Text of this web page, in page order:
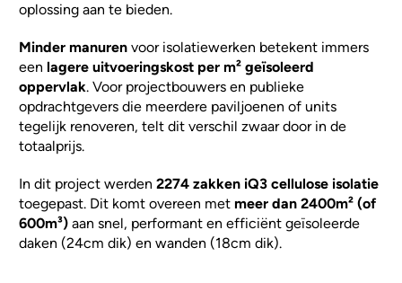
oplossing aan te bieden.
Minder manuren voor isolatiewerken betekent immers
eenlagere uitvoeringskost per m² geïsoleerd
oppervlak. Voor projectbouwers en publieke
opdrachtgevers die meerdere paviljoenen of units
tegelijk renoveren, telt dit verschil zwaar door in de
totaalprijs.
In dit project werden2274 zakken iQ3 cellulose isolatie
toegepast. Dit komt overeen metmeer dan 2400m² (of
600m³) aan snel, performant en efficiënt geïsoleerde
daken (24cm dik) en wanden (18cm dik).